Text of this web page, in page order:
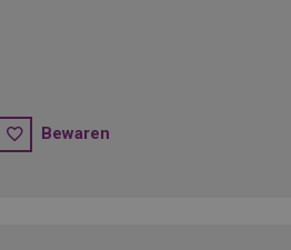
Bewaren